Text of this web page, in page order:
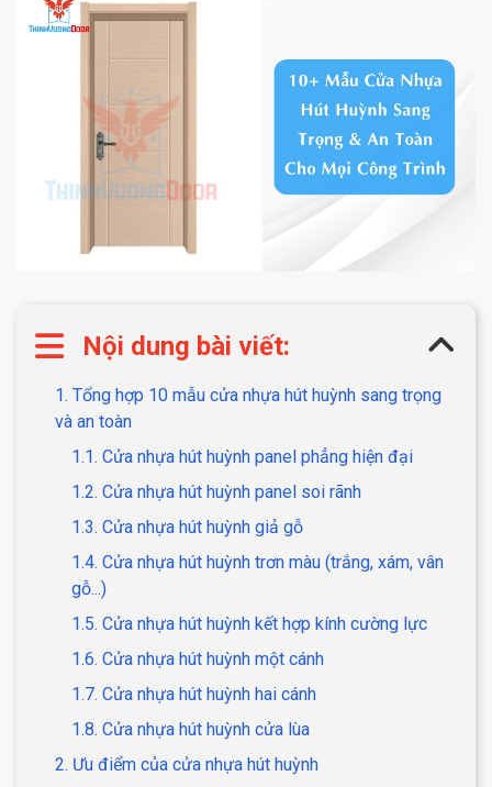
Nội dung bài viết:
1. Tổng hợp 10 mẫu cửa nhựa hút huỳnh sang trọng
và an toàn
1.1. Cửa nhựa hút huỳnh panel phẳng hiện đại
1.2. Cửa nhựa hút huỳnh panel soi rãnh
1.3. Cửa nhựa hút huỳnh giả gỗ
1.4. Cửa nhựa hút huỳnh trơn màu (trắng, xám, vân
gỗ...)
1.5. Cửa nhựa hút huỳnh kết hợp kính cường lực
1.6. Cửa nhựa hút huỳnh một cánh
1.7. Cửa nhựa hút huỳnh hai cánh
1.8. Cửa nhựa hút huỳnh cửa lùa
2. Ưu điểm của cửa nhựa hút huỳnh